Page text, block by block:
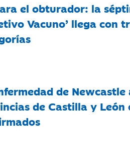
el obturador: la
Vacuno’ llega con
de
de Castilla y León